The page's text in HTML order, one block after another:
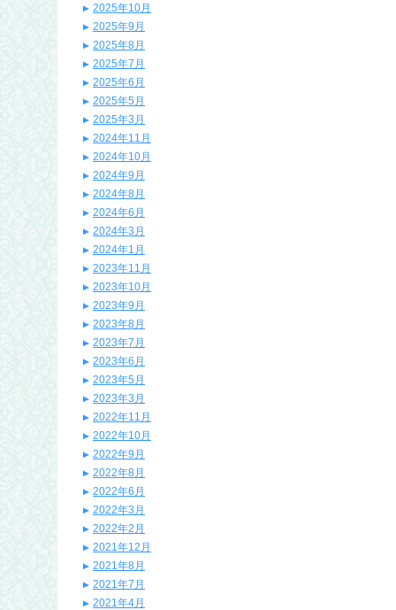
2025年10月
2025年9月
2025年8月
2025年7月
2025年6月
2025年5月
2025年3月
2024年11月
2024年10月
2024年9月
2024年8月
2024年6月
2024年3月
2024年1月
2023年11月
2023年10月
2023年9月
2023年8月
2023年7月
2023年6月
2023年5月
2023年3月
2022年11月
2022年10月
2022年9月
2022年8月
2022年6月
2022年3月
2022年2月
2021年12月
2021年8月
2021年7月
2021年4月